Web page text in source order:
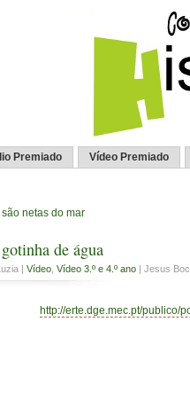
Premiado Vídeo Premiado
netas do mar
de água
| Vídeo Vídeo 3.º e 4.º ano | Jesus
http://erte.dge.mec.pt/publico/